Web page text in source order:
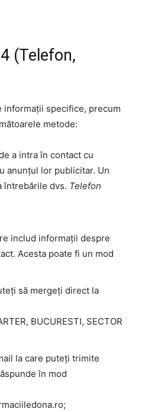
(Telefon,
informații specifice, precum
metode:
a intra în contact cu
anunțul lor publicitar. Un
întrebările dvs. Telefon
includ informații despre
Acesta poate fi un mod
să mergeți direct la
BUCURESTI, SECTOR
la care puteți trimite
în mod
;